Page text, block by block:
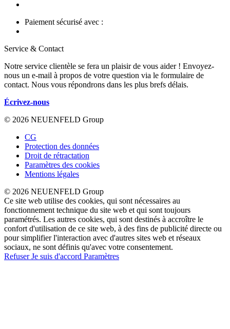
Paiement sécurisé avec :
Service & Contact
Notre service clientèle se fera un plaisir de vous aider ! Envoyez-
nous un e-mail à propos de votre question via le formulaire de
contact. Nous vous répondrons dans les plus brefs délais.
Écrivez-nous
© 2026 NEUENFELD Group
CG
Protection des données
Droit de rétractation
Paramètres des cookies
Mentions légales
© 2026 NEUENFELD Group
Ce site web utilise des cookies, qui sont nécessaires au
fonctionnement technique du site web et qui sont toujours
paramétrés. Les autres cookies, qui sont destinés à accroître le
confort d'utilisation de ce site web, à des fins de publicité directe ou
pour simplifier l'interaction avec d'autres sites web et réseaux
sociaux, ne sont définis qu'avec votre consentement.
RefuserJe suis d'accord Paramètres